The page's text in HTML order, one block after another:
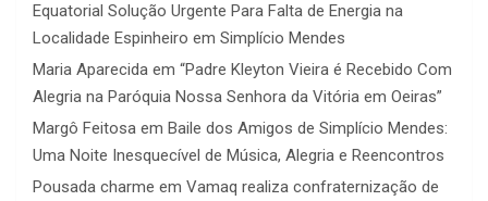
Equatorial Solução Urgente Para Falta de Energia na
Localidade Espinheiro em Simplício Mendes
Maria Aparecida em “Padre Kleyton Vieira é Recebido Com
Alegria na Paróquia Nossa Senhora da Vitória em Oeiras”
Margô Feitosa em Baile dos Amigos de Simplício Mendes:
Uma Noite Inesquecível de Música, Alegria e Reencontros
Pousada charme em Vamaq realiza confraternização de